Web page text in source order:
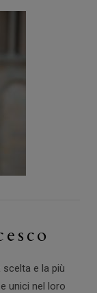
scelta e la più
unici nel loro